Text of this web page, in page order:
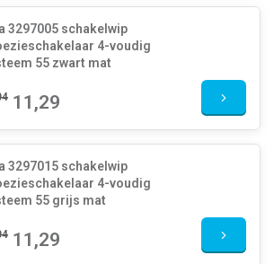
3297005 schakelwip
4-voudig
55 zwart mat
11,29
3297015 schakelwip
4-voudig
55 grijs mat
11,29